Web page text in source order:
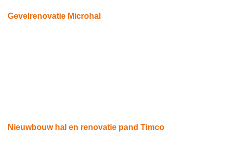
Gevelrenovatie Microhal
Nieuwbouw hal en renovatie pand Timco